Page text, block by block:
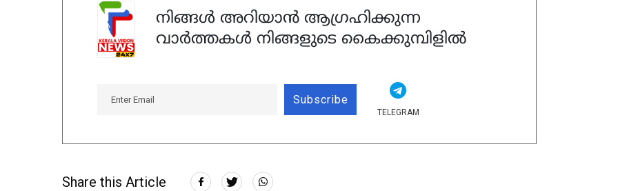
നിങ്ങൾ അറിയാൻ ആഗ്രഹിക്കുന്ന
വാർത്തകൾ നിങ്ങളുടെ കൈക്കുമ്പിളിൽ
Subscribe
TELEGRAM
Share this Article